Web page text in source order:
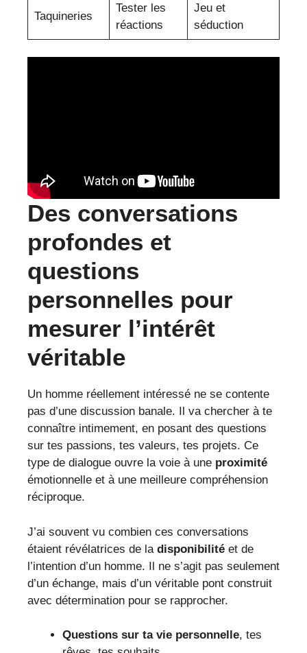
Taquineries
Tester les
réactions
Jeu et
séduction
Des conversations
profondes et
questions
personnelles pour
mesurer l’intérêt
véritable
Un homme réellement intéressé ne se contente
pas d’une discussion banale. Il va chercher à te
connaître intimement, en posant des questions
sur tes passions, tes valeurs, tes projets. Ce
type de dialogue ouvre la voie à une proximité
émotionnelle et à une meilleure compréhension
réciproque.
J’ai souvent vu combien ces conversations
étaient révélatrices de la disponibilité et de
l’intention d’un homme. Il ne s’agit pas seulement
d’un échange, mais d’un véritable pont construit
avec détermination pour se rapprocher.
Questions sur ta vie personnelle, tes